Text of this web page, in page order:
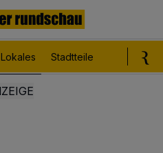
Lokales Stadtteile